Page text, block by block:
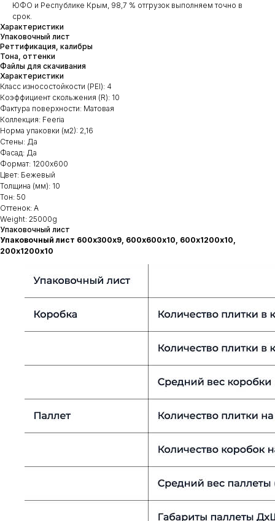
ЮФО и Республике Крым, 98,7 % отгрузок выполняем точно в
срок.
Характеристики
Упаковочный лист
Реттификация, калибры
Тона, оттенки
Файлы для скачивания
Характеристики
Класс износостойкости (PEI): 4
Коэффициент скольжения (R): 10
Фактура поверхности: Матовая
Коллекция: Feeria
Норма упаковки (м2): 2,16
Стены: Да
Фасад: Да
Формат: 1200х600
Цвет: Бежевый
Толщина (мм): 10
Тон: 50
Оттенок: А
Weight: 25000g
Упаковочный лист
Упаковочный лист 600х300х9, 600х600х10, 600х1200х10,
200х1200х10